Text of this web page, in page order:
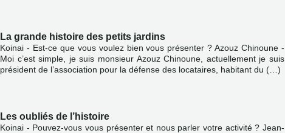
La grande histoire des petits jardins
Koinai - Est-ce que vous voulez bien vous présenter ? Azouz Chinoune -
Moi c’est simple, je suis monsieur Azouz Chinoune, actuellement je suis
président de l’association pour la défense des locataires, habitant du (…)
Les oubliés de l’histoire
Koinai - Pouvez-vous vous présenter et nous parler votre activité ? Jean-